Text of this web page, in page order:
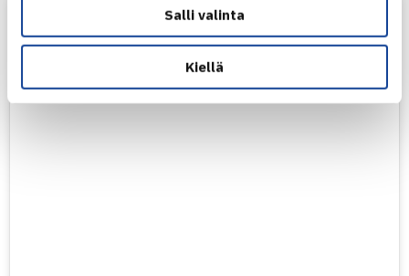
Salli valinta
Kiellä